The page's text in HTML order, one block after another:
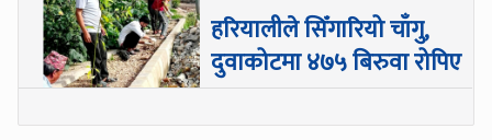
हरियालीले सिँगारियो चाँगु,
दुवाकोटमा ४७५ बिरुवा रोपिए